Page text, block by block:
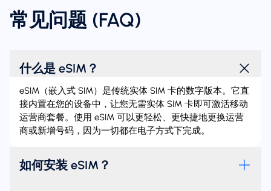
常见问题 (FAQ)
什么是 eSIM？
eSIM（嵌入式 SIM）是传统实体 SIM 卡的数字版本。它直
接内置在您的设备中，让您无需实体 SIM 卡即可激活移动
运营商套餐。使用 eSIM 可以更轻松、更快捷地更换运营
商或新增号码，因为一切都在电子方式下完成。
如何安装 eSIM？